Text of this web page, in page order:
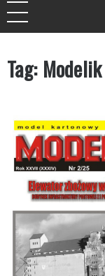
Tag: Modelik